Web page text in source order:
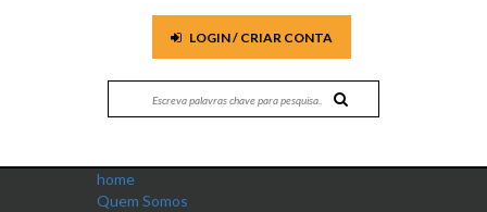
LOGIN / CRIAR CONTA
home
Quem Somos